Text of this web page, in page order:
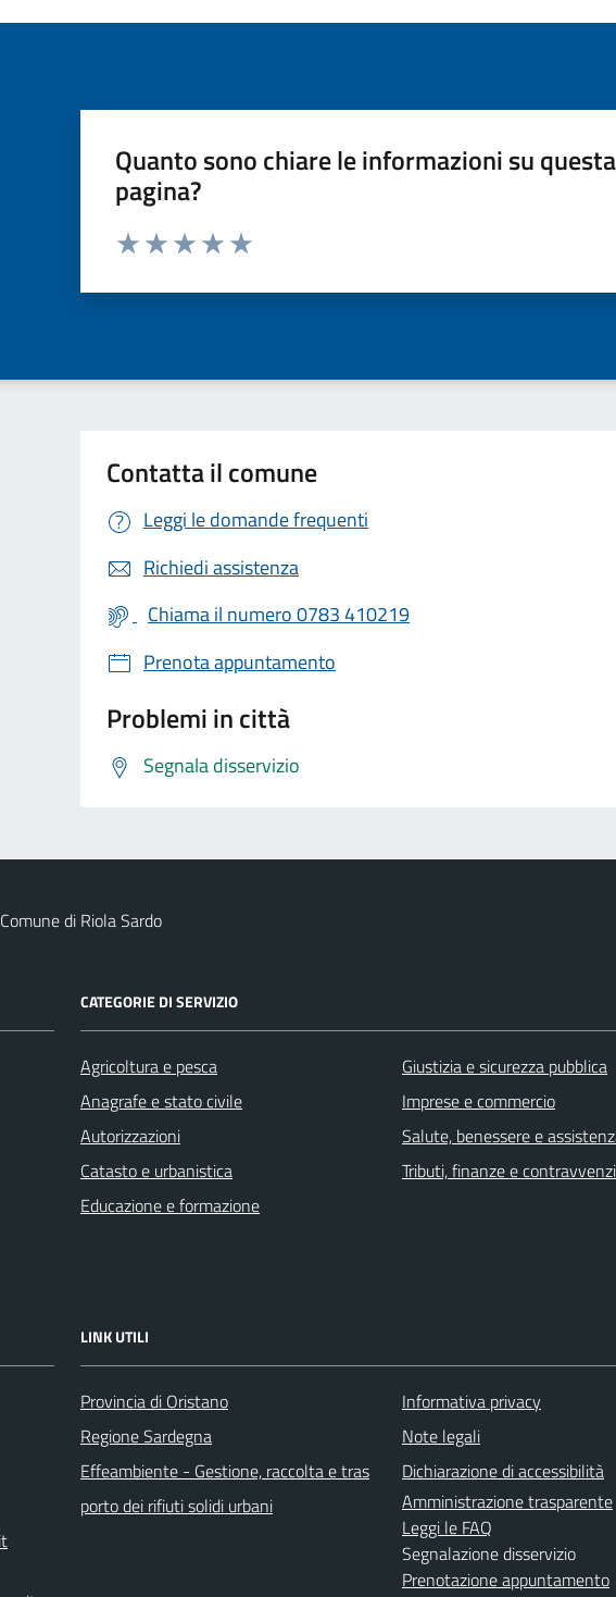
Quanto sono chiare le informazioni su questa
pagina?
Valuta da 1 a 5 stelle la pagina
Contatta il comune
Leggi le domande frequenti
Richiedi assistenza
Chiama il numero 0783 410219
Prenota appuntamento
Problemi in città
Segnala disservizio
Comune di Riola Sardo
CATEGORIE DI SERVIZIO
Agricoltura e pesca
Anagrafe e stato civile
Autorizzazioni
Catasto e urbanistica
Educazione e formazione
Giustizia e sicurezza pubblica
Imprese e commercio
Salute, benessere e
Tributi, finanze e
LINK UTILI
Provincia di Oristano
Regione Sardegna
Effeambiente - Gestione, raccolta e tras
porto dei rifiuti solidi urbani
Informativa privacy
Note legali
Dichiarazione di accessibilità
Amministrazione trasparente
Leggi le FAQ
Segnalazione disservizio
Prenotazione appuntamento